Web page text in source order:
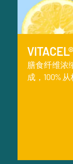
膳食纤维浓
成，100%